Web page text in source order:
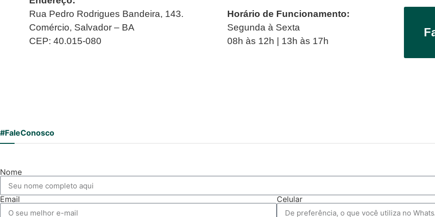
Rua Pedro Rodrigues Bandeira, 143.
Comércio, Salvador – BA
CEP: 40.015-080
Horário de Funcionamento:
Segunda à Sexta
08h às 12h | 13h às 17h
#FaleConosco
Nome
Email Celular